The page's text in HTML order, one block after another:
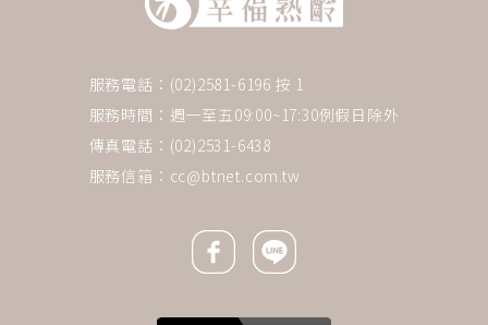
服務電話：(02)2581-6196 按 1
服務時間：週一至五09:00~17:30例假日除外
傳真電話：(02)2531-6438
服務信箱： cc@btnet.com.tw
Facebook icon
Line icon